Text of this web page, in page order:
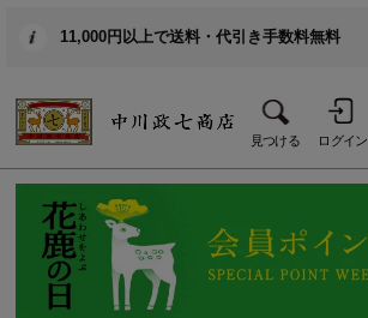
11,000円以上で送料・代引き手数料無料
見つける ログイン